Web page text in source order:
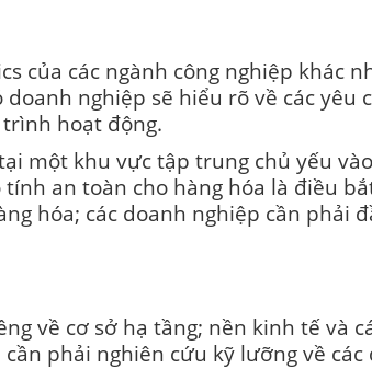
của các ngành công nghiệp khác
nghiệp sẽ hiểu rõ về các yêu
hoạt động.
một khu vực tập trung chủ yếu
an toàn cho hàng hóa là điều
hóa; các doanh nghiệp cần phải
về cơ sở hạ tầng; nền kinh tế và
phải nghiên cứu kỹ lưỡng về